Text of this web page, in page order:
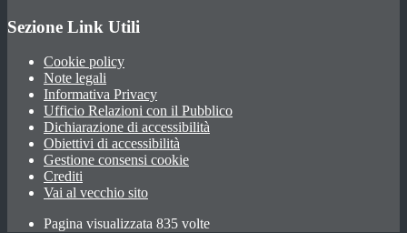
Sezione Link Utili
Cookie policy
Note legali
Informativa Privacy
Ufficio Relazioni con il Pubblico
Dichiarazione di accessibilità
Obiettivi di accessibilità
Gestione consensi cookie
Crediti
Vai al vecchio sito
Pagina visualizzata 835 volte